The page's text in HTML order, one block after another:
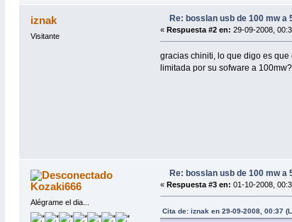
iznak
Visitante
Re: bosslan usb de 100 mw a
« Respuesta #2 en: 29-09-2008,
gracias chiniti, lo que digo es
limitada por su sofware a
Kozaki666
Alégrame el dia...
Re: bosslan usb de 100 mw a
« Respuesta #3 en: 01-10-2008,
Cita de: iznak en 29-09-2008, 00:37